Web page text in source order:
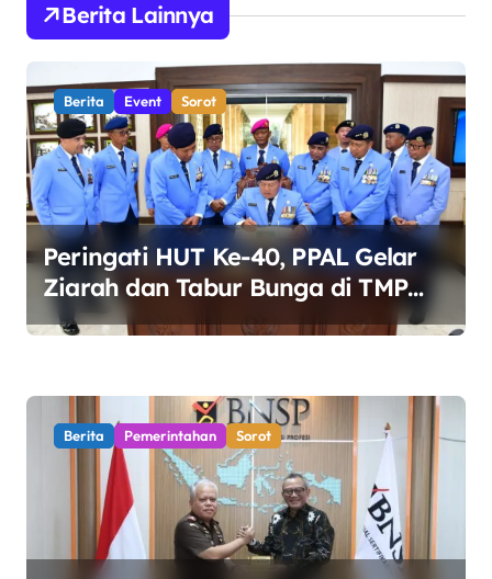
a
s
i
p
o
s
Berita Lainnya
Berita Event Sorot
Peringati HUT Ke-40, PPAL Gelar
Ziarah dan Tabur Bunga di TMP
Kalibata
Berita Pemerintahan Sorot